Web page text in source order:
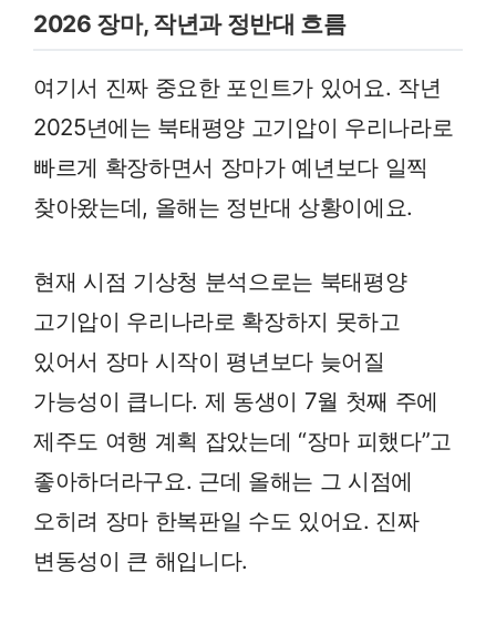
2026 장마, 작년과 정반대 흐름
여기서 진짜 중요한 포인트가 있어요. 작년
2025년에는 북태평양 고기압이 우리나라로
빠르게 확장하면서 장마가 예년보다 일찍
찾아왔는데, 올해는 정반대 상황이에요.
현재 시점 기상청 분석으로는 북태평양
고기압이 우리나라로 확장하지 못하고
있어서 장마 시작이 평년보다 늦어질
가능성이 큽니다. 제 동생이 7월 첫째 주에
제주도 여행 계획 잡았는데 “장마 피했다”고
좋아하더라구요. 근데 올해는 그 시점에
오히려 장마 한복판일 수도 있어요. 진짜
변동성이 큰 해입니다.